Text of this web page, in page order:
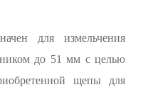
для измельчения
до 51 мм с целью
щепы для